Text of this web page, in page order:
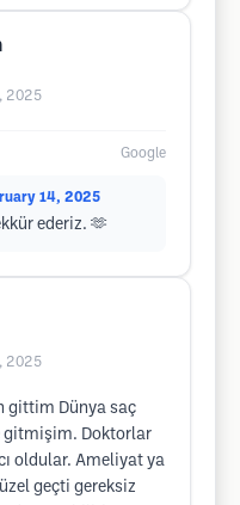
2025
Google
14, 2025
ederiz. 🫶
2025
gittim Dünya saç
gitmişim. Doktorlar
oldular. Ameliyat ya
geçti gereksiz